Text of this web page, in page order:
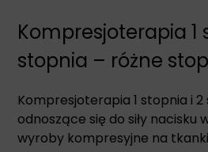
Kompresjoterapia 1
stopnia – różne
Kompresjoterapia 1 stopnia i
odnoszące się do siły nacisku
wyroby kompresyjne na